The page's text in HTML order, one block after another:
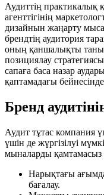
Аудиттің практикалық
агенттігінің
дизайнын жаңарту
брендтің аудитория
оның қаншалықты
позициялау
сапаға баса назар
қаптамадағы
Бренд
Аудит тұтас компания
үшін де жүргізілуі
мыналарды қамтамасыз
Нарықтағы
бағалау.